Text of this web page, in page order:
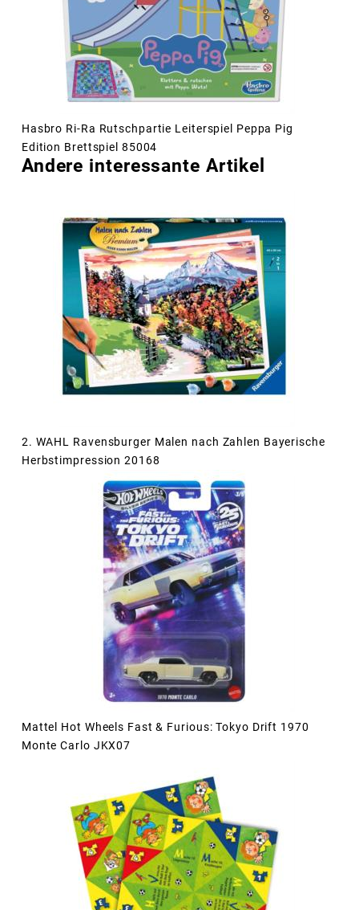
Hasbro Ri-Ra Rutschpartie Leiterspiel Peppa Pig
Edition Brettspiel 85004
Andere interessante Artikel
2. WAHL Ravensburger Malen nach Zahlen Bayerische
Herbstimpression 20168
Mattel Hot Wheels Fast & Furious: Tokyo Drift 1970
Monte Carlo JKX07